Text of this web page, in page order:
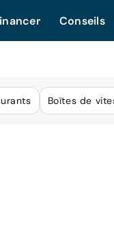
Conseils
Boîtes de